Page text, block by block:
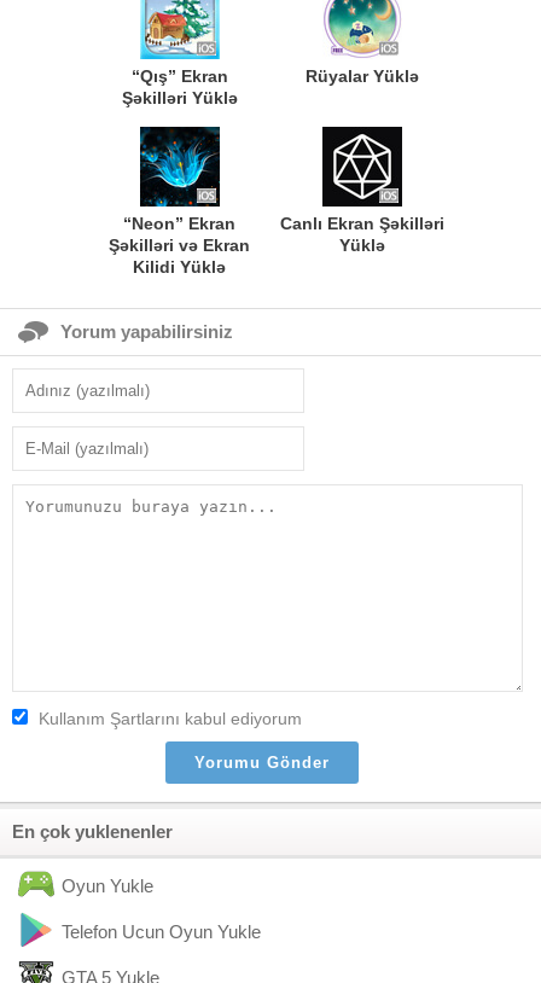
“Qış” Ekran
Şəkilləri Yüklə
Rüyalar Yüklə
“Neon” Ekran
Şəkilləri və Ekran
Kilidi Yüklə
Canlı Ekran Şəkilləri
Yüklə
Yorum yapabilirsiniz
Kullanım Şartlarını kabul ediyorum
En çok yuklenenler
Oyun Yukle
Telefon Ucun Oyun Yukle
GTA 5 Yukle